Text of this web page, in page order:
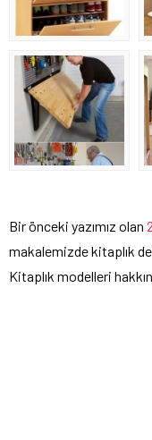
Bir önceki yazımız olan
makalemizde kitaplık
Kitaplık modelleri